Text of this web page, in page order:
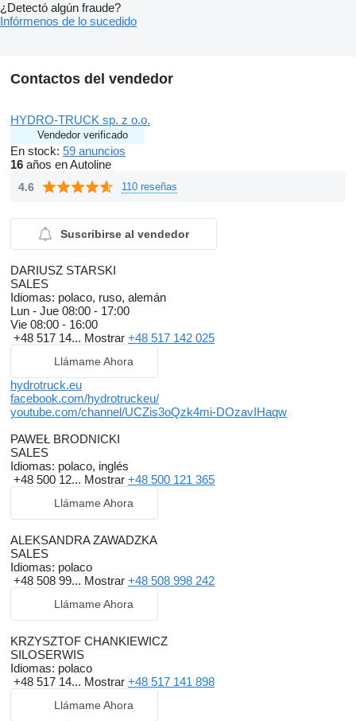
¿Detectó algún fraude?
Infórmenos de lo sucedido
Contactos del vendedor
HYDRO-TRUCK sp. z o.o.
Vendedor verificado
En stock: 59 anuncios
16 años en Autoline
4.6 110 reseñas
Suscribirse al vendedor
DARIUSZ STARSKI
SALES
Idiomas: polaco, ruso, alemán
Lun - Jue 08:00 - 17:00
Vie 08:00 - 16:00
+48 517 14... Mostrar +48 517 142 025
Llámame Ahora
hydrotruck.eu
facebook.com/hydrotruckeu/
youtube.com/channel/UCZis3oQzk4mi-DOzavIHaqw
PAWEŁ BRODNICKI
SALES
Idiomas: polaco, inglés
+48 500 12... Mostrar +48 500 121 365
Llámame Ahora
ALEKSANDRA ZAWADZKA
SALES
Idiomas: polaco
+48 508 99... Mostrar +48 508 998 242
Llámame Ahora
KRZYSZTOF CHANKIEWICZ
SILOSERWIS
Idiomas: polaco
+48 517 14... Mostrar +48 517 141 898
Llámame Ahora